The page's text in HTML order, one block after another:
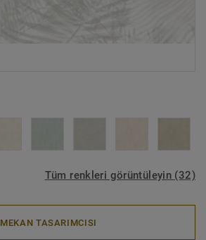
Tüm renkleri görüntüleyin (32)
MEKAN TASARIMCISI